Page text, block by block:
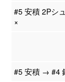
#5 安積 2Pシ
×
#5 安積 → #4